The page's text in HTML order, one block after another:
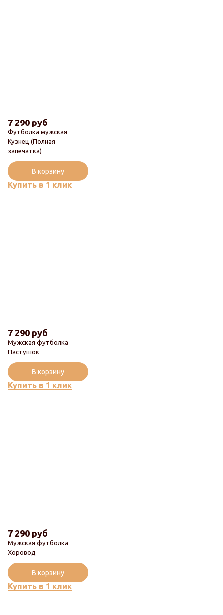
Футболка мужская
Кузнец (Полная
запечатка)
7 290 руб
Купить в 1 клик
В корзину
Мужская футболка
Пастушок
7 290 руб
Купить в 1 клик
В корзину
Мужская футболка
Хоровод
7 290 руб
Купить в 1 клик
В корзину